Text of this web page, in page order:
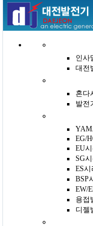
인사
대전
혼다
발전
EG/
EU
SG
ES시
BSP
EW/
용접
디젤